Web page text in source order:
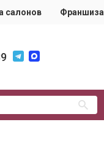
салонов Франшиза